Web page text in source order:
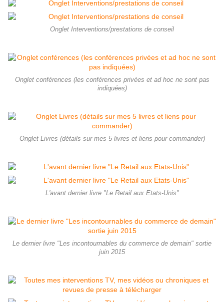
Onglet Interventions/prestations de conseil
Onglet conférences (les conférences privées et ad hoc ne sont pas
indiquées)
Onglet Livres (détails sur mes 5 livres et liens pour commander)
L'avant dernier livre "Le Retail aux Etats-Unis"
Le dernier livre "Les incontournables du commerce de demain" sortie
juin 2015